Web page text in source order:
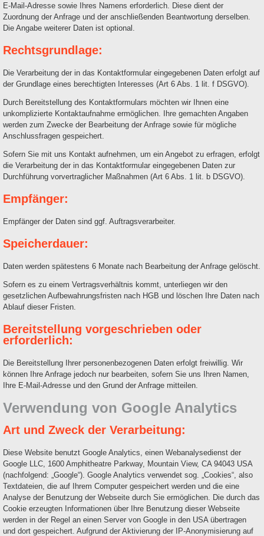
E-Mail-Adresse sowie Ihres Namens erforderlich. Diese dient der
Zuordnung der Anfrage und der anschließenden Beantwortung derselben.
Die Angabe weiterer Daten ist optional.
Rechtsgrundlage:
Die Verarbeitung der in das Kontaktformular eingegebenen Daten erfolgt auf
der Grundlage eines berechtigten Interesses (Art 6 Abs. 1 lit. f DSGVO).
Durch Bereitstellung des Kontaktformulars möchten wir Ihnen eine
unkomplizierte Kontaktaufnahme ermöglichen. Ihre gemachten Angaben
werden zum Zwecke der Bearbeitung der Anfrage sowie für mögliche
Anschlussfragen gespeichert.
Sofern Sie mit uns Kontakt aufnehmen, um ein Angebot zu erfragen, erfolgt
die Verarbeitung der in das Kontaktformular eingegebenen Daten zur
Durchführung vorvertraglicher Maßnahmen (Art 6 Abs. 1 lit. b DSGVO).
Empfänger:
Empfänger der Daten sind ggf. Auftragsverarbeiter.
Speicherdauer:
Daten werden spätestens 6 Monate nach Bearbeitung der Anfrage gelöscht.
Sofern es zu einem Vertragsverhältnis kommt, unterliegen wir den
gesetzlichen Aufbewahrungsfristen nach HGB und löschen Ihre Daten nach
Ablauf dieser Fristen.
Bereitstellung vorgeschrieben oder
erforderlich:
Die Bereitstellung Ihrer personenbezogenen Daten erfolgt freiwillig. Wir
können Ihre Anfrage jedoch nur bearbeiten, sofern Sie uns Ihren Namen,
Ihre E-Mail-Adresse und den Grund der Anfrage mitteilen.
Verwendung von Google Analytics
Art und Zweck der Verarbeitung:
Diese Website benutzt Google Analytics, einen Webanalysedienst der
Google LLC, 1600 Amphitheatre Parkway, Mountain View, CA 94043 USA
(nachfolgend: „Google“). Google Analytics verwendet sog. „Cookies“, also
Textdateien, die auf Ihrem Computer gespeichert werden und die eine
Analyse der Benutzung der Webseite durch Sie ermöglichen. Die durch das
Cookie erzeugten Informationen über Ihre Benutzung dieser Webseite
werden in der Regel an einen Server von Google in den USA übertragen
und dort gespeichert. Aufgrund der Aktivierung der IP-Anonymisierung auf